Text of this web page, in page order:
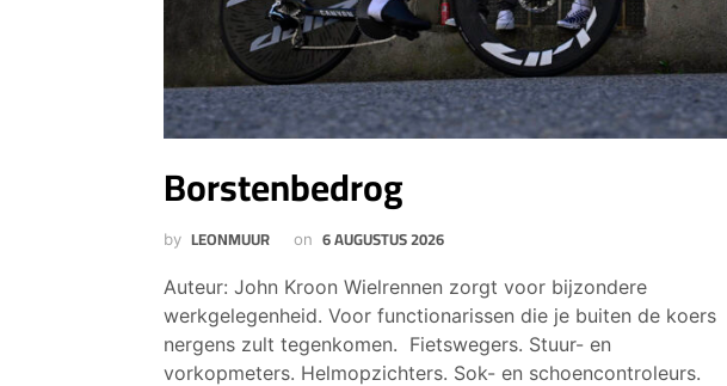
Borstenbedrog
by LEONMUUR on 6 AUGUSTUS 2026
Auteur: John Kroon Wielrennen zorgt voor bijzondere
werkgelegenheid. Voor functionarissen die je buiten de koers
nergens zult tegenkomen. Fietswegers. Stuur- en
vorkopmeters. Helmopzichters. Sok- en schoencontroleurs.